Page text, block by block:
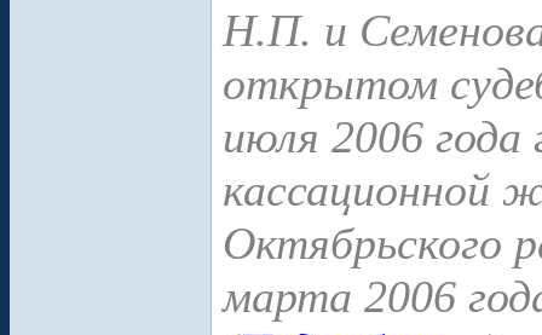
Н.П. и
открытом
июля 2006 года
кассационной
Октябрьского
марта 2006